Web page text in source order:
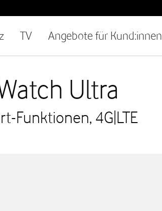
TV Angebote für Kund:innen
Ultra
Funktionen, 4G|LTE